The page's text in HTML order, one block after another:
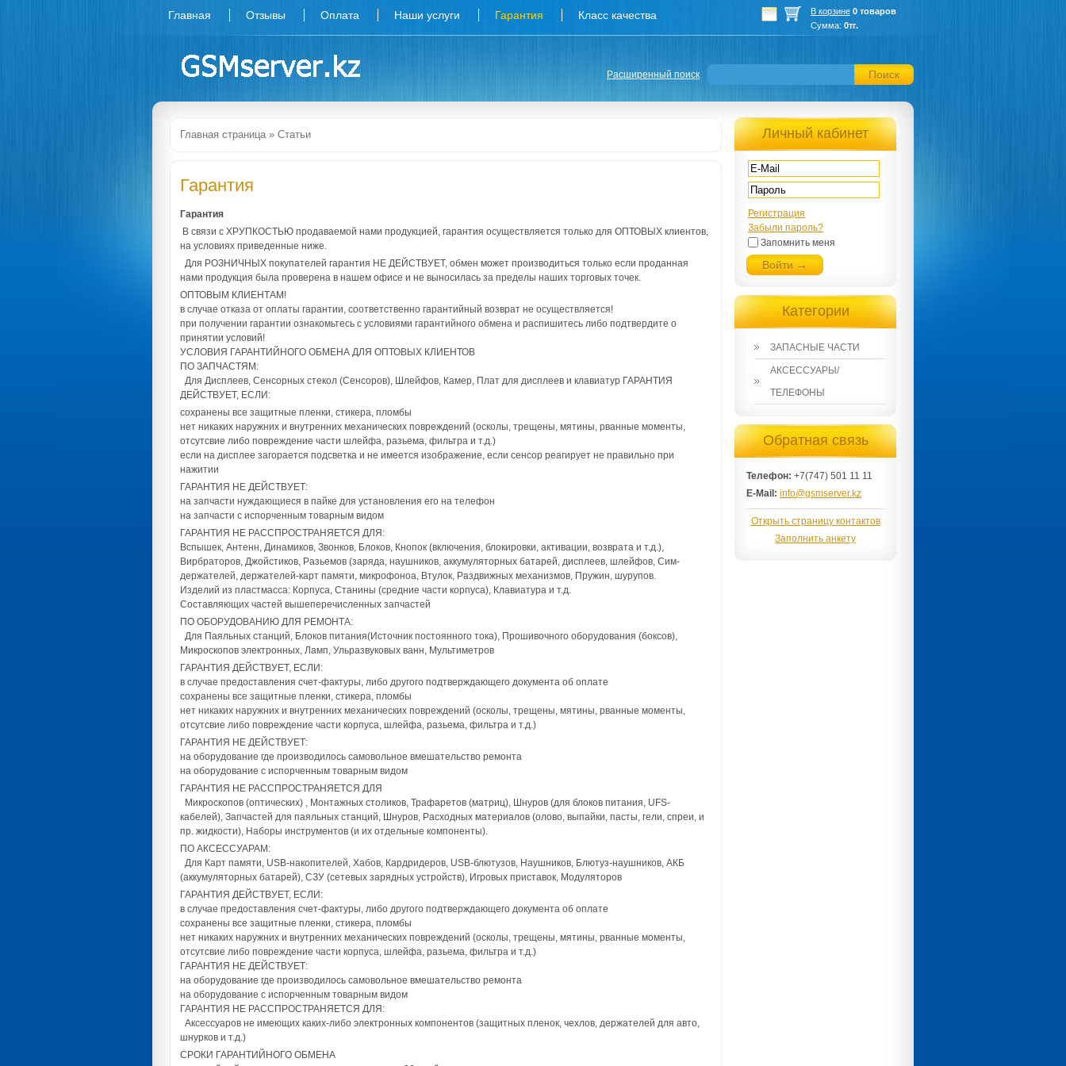
Главная Отзывы Оплата Наши услуги Гарантия Класс качества В корзине 0 товаров
Сумма: 0тг.
Расширенный поиск Поиск
Главная страница» Статьи
Гарантия
Гарантия
В связи с ХРУПКОСТЬЮ продаваемой нами продукцией, гарантия осуществляется только для ОПТОВЫХ клиентов,
на условиях приведенные ниже.
Для РОЗНИЧНЫХ покупателей гарантия НЕ ДЕЙСТВУЕТ, обмен может производиться только если проданная
нами продукция была проверена в нашем офисе и не выносилась за пределы наших торговых точек.
ОПТОВЫМ КЛИЕНТАМ!
в случае отказа от оплаты гарантии, соответственно гарантийный возврат не осуществляется!
при получении гарантии ознакомьтесь с условиями гарантийного обмена и распишитесь либо подтвердите о
принятии условий!
УСЛОВИЯ ГАРАНТИЙНОГО ОБМЕНА ДЛЯ ОПТОВЫХ КЛИЕНТОВ
ПО ЗАПЧАСТЯМ:
Для Дисплеев, Сенсорных стекол (Сенсоров), Шлейфов, Камер, Плат для дисплеев и клавиатур ГАРАНТИЯ
ДЕЙСТВУЕТ, ЕСЛИ:
сохранены все защитные пленки, стикера, пломбы
нет никаких наружних и внутренних механических повреждений (осколы, трещены, мятины, рванные моменты,
отсутсвие либо повреждение части шлейфа, разьема, фильтра и т.д.)
если на дисплее загорается подсветка и не имеется изображение, если сенсор реагирует не правильно при
нажитии
ГАРАНТИЯ НЕ ДЕЙСТВУЕТ:
на запчасти нуждающиеся в пайке для установления его на телефон
на запчасти с испорченным товарным видом
ГАРАНТИЯ НЕ РАССПРОСТРАНЯЕТСЯ ДЛЯ:
Вспышек, Антенн, Динамиков, Звонков, Блоков, Кнопок (включения, блокировки, активации, возврата и т.д.),
Вирбраторов, Джойстиков, Разьемов (заряда, наушников, аккумуляторных батарей, дисплеев, шлейфов, Сим-
держателей, держателей-карт памяти, микрофоноа, Втулок, Раздвижных механизмов, Пружин, шурупов.
Изделий из пластмасса: Корпуса, Станины (средние части корпуса), Клавиатура и т.д.
Составляющих частей вышеперечисленных запчастей
ПО ОБОРУДОВАНИЮ ДЛЯ РЕМОНТА:
Для Паяльных станций, Блоков питания(Источник постоянного тока), Прошивочного оборудования (боксов),
Микроскопов электронных, Ламп, Ульразвуковых ванн, Мультиметров
ГАРАНТИЯ ДЕЙСТВУЕТ, ЕСЛИ:
в случае предоставления счет-фактуры, либо другого подтверждающего документа об оплате
сохранены все защитные пленки, стикера, пломбы
нет никаких наружних и внутренних механических повреждений (осколы, трещены, мятины, рванные моменты,
отсутсвие либо повреждение части корпуса, шлейфа, разьема, фильтра и т.д.)
ГАРАНТИЯ НЕ ДЕЙСТВУЕТ:
на оборудование где производилось самовольное вмешательство ремонта
на оборудование с испорченным товарным видом
ГАРАНТИЯ НЕ РАССПРОСТРАНЯЕТСЯ ДЛЯ
Микроскопов (оптических) , Монтажных столиков, Трафаретов (матриц), Шнуров (для блоков питания, UFS-
кабелей), Запчастей для паяльных станций, Шнуров, Расходных материалов (олово, выпайки, пасты, гели, спреи, и
пр. жидкости), Наборы инструментов (и их отдельные компоненты).
ПО АКСЕССУАРАМ:
Для Карт памяти, USB-накопителей, Хабов, Кардридеров, USB-блютузов, Наушников, Блютуз-наушников, АКБ
(аккумуляторных батарей), СЗУ (сетевых зарядных устройств), Игровых приставок, Модуляторов
ГАРАНТИЯ ДЕЙСТВУЕТ, ЕСЛИ:
в случае предоставления счет-фактуры, либо другого подтверждающего документа об оплате
сохранены все защитные пленки, стикера, пломбы
нет никаких наружних и внутренних механических повреждений (осколы, трещены, мятины, рванные моменты,
отсутсвие либо повреждение части корпуса, шлейфа, разьема, фильтра и т.д.)
ГАРАНТИЯ НЕ ДЕЙСТВУЕТ:
на оборудование где производилось самовольное вмешательство ремонта
на оборудование с испорченным товарным видом
ГАРАНТИЯ НЕ РАССПРОСТРАНЯЕТСЯ ДЛЯ:
Аксессуаров не имеющих каких-либо электронных компонентов (защитных пленок, чехлов, держателей для авто,
шнурков и т.д.)
СРОКИ ГАРАНТИЙНОГО ОБМЕНА
Личный кабинет
Регистрация
Забыли пароль?
Запомнить меня
Войти →
Категории
ЗАПАСНЫЕ ЧАСТИ
АКСЕССУАРЫ/
ТЕЛЕФОНЫ
Обратная связь
Телефон: +7(747) 501 11 11
E-Mail: info@gsmserver.kz
Открыть страницу контактов
Заполнить анкету